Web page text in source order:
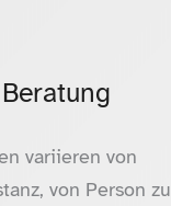
variieren von
von Person zu